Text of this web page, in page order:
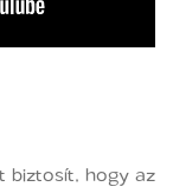
biztosít, hogy az